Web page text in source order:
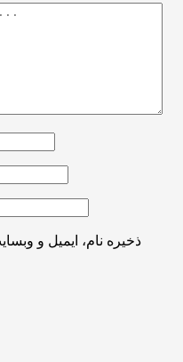
ذخیره نام، ایمیل و